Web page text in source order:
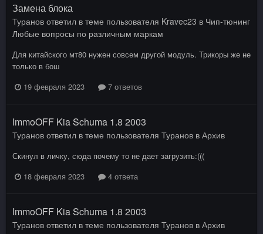
Замена блока
Туранов ответил в теме пользователя Kravec23 в Чип-тюнинг
Любые вопросы по различным маркам
Для китайского мт80 нужен совсем другой модуль. Трикоры же не
только в бош
19 февраля 2023
7 ответов
ImmoOFF Kia Schuma 1.8 2003
Туранов ответил в теме пользователя Туранов в Архив
Скинул в личку, сюда почему то не дает загрузить:(((
18 февраля 2023
4 ответа
ImmoOFF Kia Schuma 1.8 2003
Туранов ответил в теме пользователя Туранов в Архив